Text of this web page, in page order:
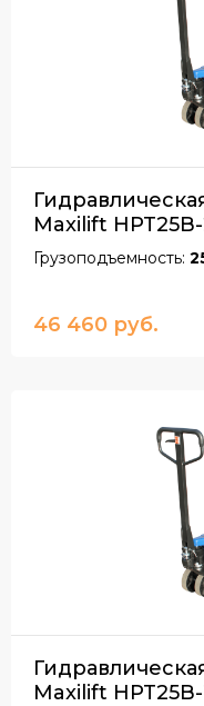
Maxilift
Грузоподъемность:
46 460 руб.
Maxilift HPT25B-